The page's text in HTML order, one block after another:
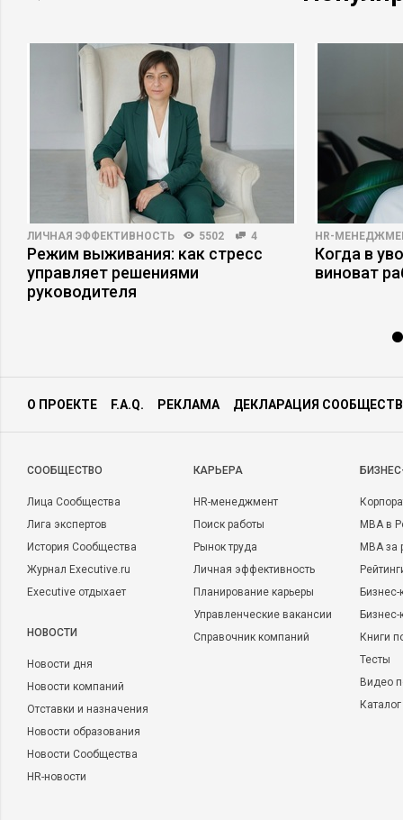
направления деятельности Группы
компаний «Делополис» . Проведение аудита
и ведение бухгалтерского учета – основные
виды оказываемых услуг.Мы стремимся
добиваться качественного улучшения
параметров деятельности наших клиентов,
включая такие, как устойчивость бизнеса,
минимизация рисков, правовое
обеспечение хозяйственной деятельности.
ЛИЧНАЯ ЭФФЕКТИВНОСТЬ 5502 4
Режим выживания: как стресс
управляет решениями
руководителя
HR-
Когда в
виноват
О ПРОЕКТЕ F.A.Q. РЕКЛАМА ДЕКЛАРАЦИЯ
CООБЩЕСТВО
Лица Сообщества
Лига экспертов
История Сообщества
Журнал Executive.ru
Executive отдыхает
НОВОСТИ
Новости дня
Новости компаний
Отставки и назначения
Новости образования
Новости Сообщества
HR-новости
КАРЬЕРА
HR-менеджмент
Поиск работы
Рынок труда
Личная эффективность
Планирование карьеры
Управленческие вакансии
Справочник компаний
MBA в
MBA
Бизнес-
Книги
Тесты
Видео